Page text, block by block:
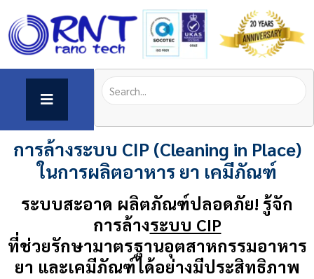
การล้างระบบ CIP (Cleaning in Place)
ในการผลิตอาหาร ยา เคมีภัณฑ์
ระบบสะอาด ผลิตภัณฑ์ปลอดภัย! รู้จัก
การล้างระบบ CIP
ที่ช่วยรักษามาตรฐานอุตสาหกรรมอาหาร
ยา และเคมีภัณฑ์ได้อย่างมีประสิทธิภาพ